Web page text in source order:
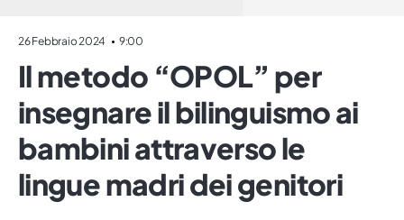
26 Febbraio 2024 9:00
Il metodo “OPOL” per
insegnare il bilinguismo ai
bambini attraverso le
lingue madri dei genitori